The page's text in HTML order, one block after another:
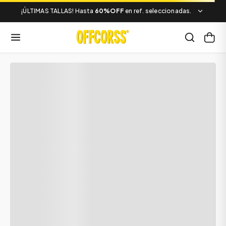
¡ÚLTIMAS TALLAS! Hasta 60%OFF en ref. seleccionadas.